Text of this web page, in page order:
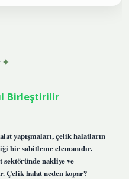
Birleştirilir
yapışmaları, çelik halatların
bir sabitleme elemanıdır.
sektöründe nakliye ve
Çelik halat neden kopar?